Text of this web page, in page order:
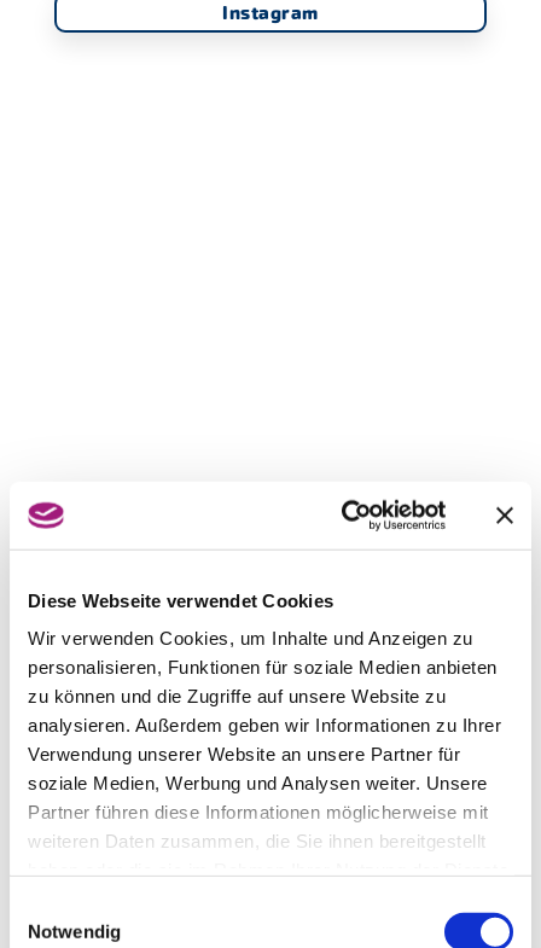
Diese Webseite verwendet Cookies
Wir verwenden Cookies, um Inhalte und Anzeigen zu
personalisieren, Funktionen für soziale Medien anbieten
zu können und die Zugriffe auf unsere Website zu
analysieren. Außerdem geben wir Informationen zu Ihrer
Verwendung unserer Website an unsere Partner für
soziale Medien, Werbung und Analysen weiter. Unsere
Partner führen diese Informationen möglicherweise mit
weiteren Daten zusammen, die Sie ihnen bereitgestellt
Notwendig
Instagram